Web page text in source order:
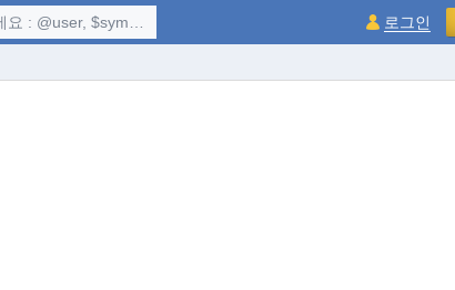
: @user, $symbol, ... 로그인